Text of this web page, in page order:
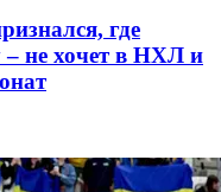
где
– не хочет в НХЛ и